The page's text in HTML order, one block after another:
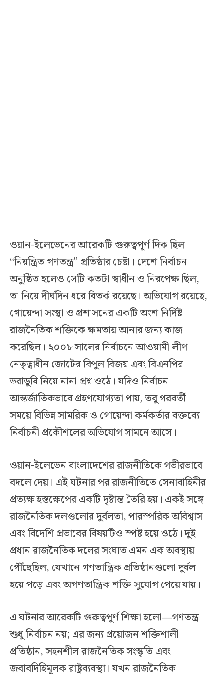
ওয়ান-ইলেভেনের আরেকটি গুরুত্বপূর্ণ দিক ছিল
“নিয়ন্ত্রিত গণতন্ত্র” প্রতিষ্ঠার চেষ্টা। দেশে নির্বাচন
অনুষ্ঠিত হলেও সেটি কতটা স্বাধীন ও নিরপেক্ষ ছিল,
তা নিয়ে দীর্ঘদিন ধরে বিতর্ক রয়েছে। অভিযোগ রয়েছে,
গোয়েন্দা সংস্থা ও প্রশাসনের একটি অংশ নির্দিষ্ট
রাজনৈতিক শক্তিকে ক্ষমতায় আনার জন্য কাজ
করেছিল। ২০০৮ সালের নির্বাচনে আওয়ামী লীগ
নেতৃত্বাধীন জোটের বিপুল বিজয় এবং বিএনপির
ভরাডুবি নিয়ে নানা প্রশ্ন ওঠে। যদিও নির্বাচন
আন্তর্জাতিকভাবে গ্রহণযোগ্যতা পায়, তবু পরবর্তী
সময়ে বিভিন্ন সামরিক ও গোয়েন্দা কর্মকর্তার বক্তব্যে
নির্বাচনী প্রকৌশলের অভিযোগ সামনে আসে।
ওয়ান-ইলেভেন বাংলাদেশের রাজনীতিকে গভীরভাবে
বদলে দেয়। এই ঘটনার পর রাজনীতিতে সেনাবাহিনীর
প্রত্যক্ষ হস্তক্ষেপের একটি দৃষ্টান্ত তৈরি হয়। একই সঙ্গে
রাজনৈতিক দলগুলোর দুর্বলতা, পারস্পরিক অবিশ্বাস
এবং বিদেশি প্রভাবের বিষয়টিও স্পষ্ট হয়ে ওঠে। দুই
প্রধান রাজনৈতিক দলের সংঘাত এমন এক অবস্থায়
পৌঁছেছিল, যেখানে গণতান্ত্রিক প্রতিষ্ঠানগুলো দুর্বল
হয়ে পড়ে এবং অগণতান্ত্রিক শক্তি সুযোগ পেয়ে যায়।
এ ঘটনার আরেকটি গুরুত্বপূর্ণ শিক্ষা হলো—গণতন্ত্র
শুধু নির্বাচন নয়; এর জন্য প্রয়োজন শক্তিশালী
প্রতিষ্ঠান, সহনশীল রাজনৈতিক সংস্কৃতি এবং
জবাবদিহিমূলক রাষ্ট্রব্যবস্থা। যখন রাজনৈতিক